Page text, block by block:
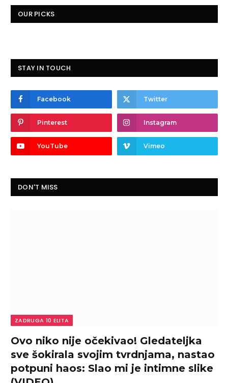
OUR PICKS
STAY IN TOUCH
Facebook Twitter
Pinterest Instagram
YouTube Vimeo
DON'T MISS
ZADRUGA 10 ELITA
Ovo niko nije očekivao! Gledateljka
sve šokirala svojim tvrdnjama, nastao
potpuni haos: Slao mi je intimne slike